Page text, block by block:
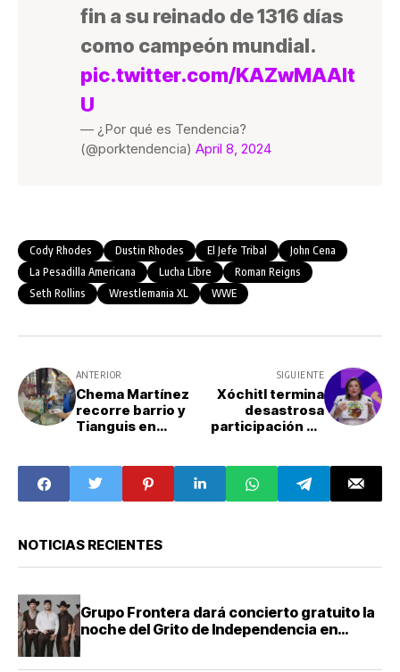
fin a su reinado de 1316 días
como campeón mundial.
pic.twitter.com/KAZwMAAIt
U
— ¿Por qué es Tendencia?
(@porktendencia) April 8, 2024
Cody Rhodes Dustin Rhodes El Jefe Tribal
John Cena
La Pesadilla Americana
Lucha Libre
Roman Reigns
Seth Rollins
Wrestlemania XL WWE
ANTERIOR
Chema Martínez
recorre barrio y
Tianguis en
SIGUIENTE
Xóchitl termina
desastrosa
participación en
NOTICIAS RECIENTES
Grupo Frontera dará concierto gratuito la
noche del Grito de Independencia en